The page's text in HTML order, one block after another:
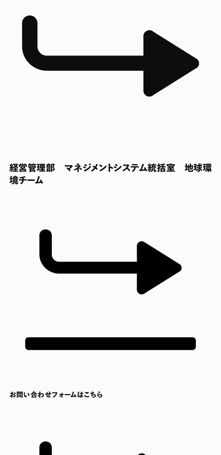
経営管理部 マネジメントシステム統括室 地球環
境チーム
お問い合わせフォームはこちら